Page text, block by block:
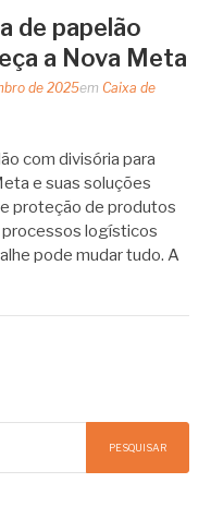
de papelão
a Nova Meta
de 2025em Caixa de
com divisória para
e suas soluções
proteção de produtos
logísticos
pode mudar tudo. A
PESQUISAR